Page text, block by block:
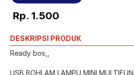
Rp. 1.500
DESKRIPSI PRODUK
Ready bos,,
USB BOHLAM LAMPU MINI